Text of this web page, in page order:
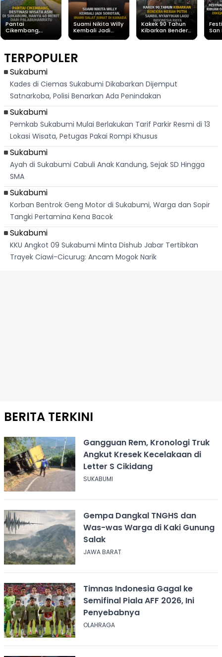
Pantai
Cikembang,
Dari
Palabuhanratu
Suami Nikita Willy
Kembali Jadi
Kakek 90 Tahun
Kibarkan Bendera
San
TERPOPULER
Sukabumi
Kades di Ciemas Sukabumi Dikabarkan Dijemput
Satnarkoba, Polisi Benarkan Ada Penindakan
Sukabumi
Pemkab Sukabumi Mulai Berlakukan Tarif Parkir Resmi di 13
Lokasi Wisata, Petugas Pakai Rompi Khusus
Sukabumi
Ayah di Sukabumi Cabuli Anak Kandung, Sejak SD Hingga
SMA
Sukabumi
Korban Bentrok Geng Motor di Sukabumi, Warga dan Sopir
Tangki Pertamina Kena Bacok
Sukabumi
KKU Angkot 09 Sukabumi Minta Dishub Jabar Tertibkan
Trayek Ciawi-Cicurug: Ancam Mogok Narik
BERITA TERKINI
Gangguan Rem, Kronologi Truk
Angkut Kresek Kecelakaan di
Letter S Cikidang
SUKABUMI
Gempa Dangkal TNGHS dan
Was-was Warga di Kaki Gunung
Salak
JAWA BARAT
Timnas Indonesia Gagal ke
Semifinal Piala AFF 2026, Ini
Penyebabnya
OLAHRAGA